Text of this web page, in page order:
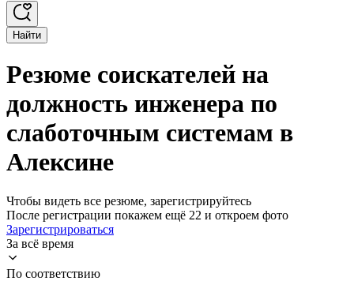
Найти
Резюме соискателей на
должность инженера по
слаботочным системам в
Алексине
Чтобы видеть все резюме, зарегистрируйтесь
После регистрации покажем ещё 22 и откроем фото
Зарегистрироваться
За всё время
По соответствию